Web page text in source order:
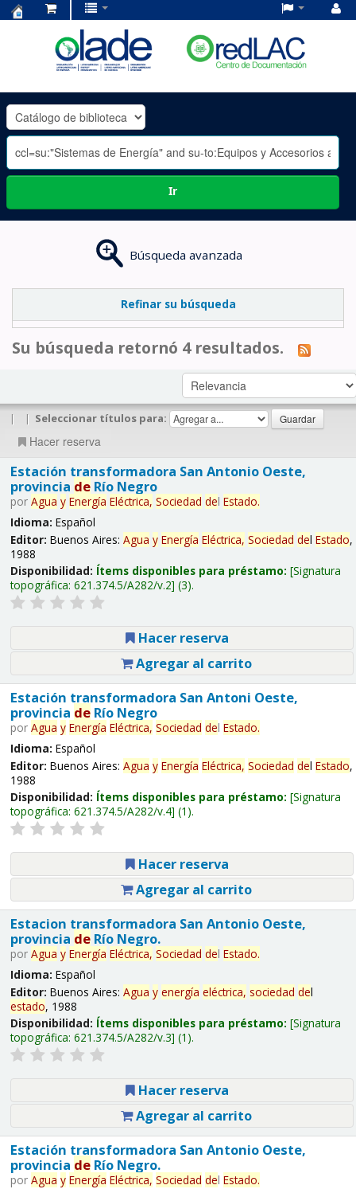
OLADE
-
Ir
Búsqueda avanzada
Refinar su búsqueda
Su búsqueda retornó 4 resultados.
| | Seleccionar títulos para:
Hacer reserva
Estación transformadora San Antonio Oeste,
provincia deRío Negro
por Agua y Energía Eléctrica, Sociedad del Estado.
Idioma: Español
Editor: Buenos Aires: Agua y Energía Eléctrica, Sociedad del Estado,
1988
Disponibilidad: Ítems disponibles para préstamo: Signatura
topográfica: 621.374.5/A282/v.2 (3).
Hacer reserva
Agregar al carrito
Estación transformadora San Antoni Oeste,
provincia deRío Negro
por Agua y Energía Eléctrica, Sociedad del Estado.
Idioma: Español
Editor: Buenos Aires: Agua y Energía Eléctrica, Sociedad del Estado,
1988
Disponibilidad: Ítems disponibles para préstamo: Signatura
topográfica: 621.374.5/A282/v.4 (1).
Hacer reserva
Agregar al carrito
Estacion transformadora San Antonio Oeste,
provincia deRío Negro.
por Agua y Energía Eléctrica, Sociedad del Estado.
Idioma: Español
Editor: Buenos Aires: Agua y energía eléctrica, sociedad del
estado, 1988
Disponibilidad: Ítems disponibles para préstamo: Signatura
topográfica: 621.374.5/A282/v.3 (1).
Hacer reserva
Agregar al carrito
Estación transformadora San Antonio Oeste,
provincia deRío Negro.
por Agua y Energía Eléctrica, Sociedad del Estado.